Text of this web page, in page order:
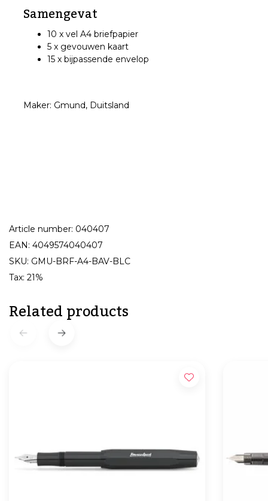
Samengevat
10 x vel A4 briefpapier
5 x gevouwen kaart
15 x bijpassende envelop
Maker: Gmund, Duitsland
Article number: 040407
EAN: 4049574040407
SKU: GMU-BRF-A4-BAV-BLC
Tax: 21%
Related products